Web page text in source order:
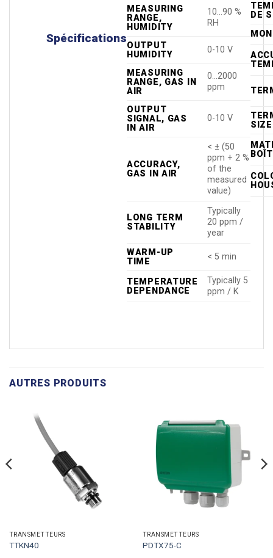
Spécifications
MEASURING
RANGE,
HUMIDITY
10…90 %
RH
OUTPUT
HUMIDITY
0-10 V
MEASURING
RANGE, GAS IN
AIR
0…2000
ppm
OUTPUT
SIGNAL, GAS
IN AIR
0-10 V
ACCURACY,
GAS IN AIR
< ± (50
ppm + 2 %
of the
measured
value)
LONG TERM
STABILITY
Typically
20 ppm /
year
WARM-UP
TIME
< 5 min
TEMPERATURE
DEPENDANCE
Typically 5
ppm / K
DE
SIZE
AUTRES PRODUITS
TRANSMETTEURS
TTKN40
TRANSMETTEURS
PDTX75-C